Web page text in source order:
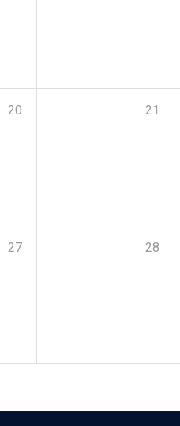
20 21
27 28